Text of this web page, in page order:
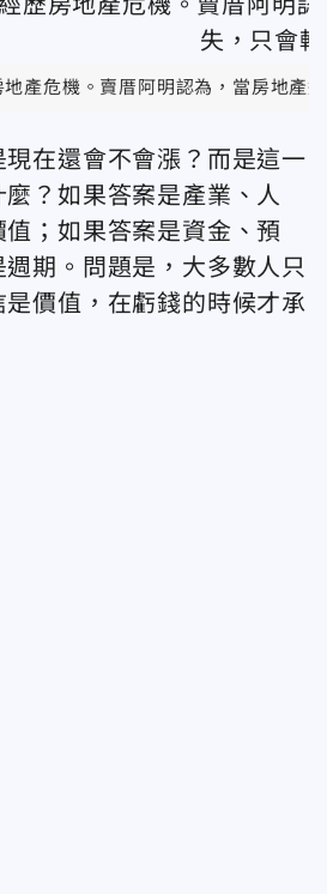
產危機。賣厝阿明認為，當房地產
在還會不會漲？而是這一
？如果答案是產業、人
；如果答案是資金、預
期。問題是，大多數人只
價值，在虧錢的時候才承